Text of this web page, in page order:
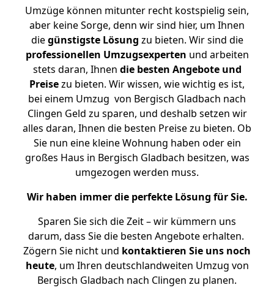
Umzüge können mitunter recht kostspielig sein,
aber keine Sorge, denn wir sind hier, um Ihnen
diegünstigste Lösung zu bieten. Wir sind die
professionellen Umzugsexperten und arbeiten
stets daran, Ihnen die besten Angebote und
Preisezu bieten. Wir wissen, wie wichtig es ist,
bei einem Umzug von Bergisch Gladbach nach
Clingen Geld zu sparen, und deshalb setzen wir
alles daran, Ihnen die besten Preise zu bieten. Ob
Sie nun eine kleine Wohnung haben oder ein
großes Haus in Bergisch Gladbach besitzen, was
umgezogen werden muss.
Wir haben immer die perfekte Lösung für Sie.
Sparen Sie sich die Zeit – wir kümmern uns
darum, dass Sie die besten Angebote erhalten.
Zögern Sie nicht und kontaktieren Sie uns noch
heute, um Ihren deutschlandweiten Umzug von
Bergisch Gladbach nach Clingen zu planen.